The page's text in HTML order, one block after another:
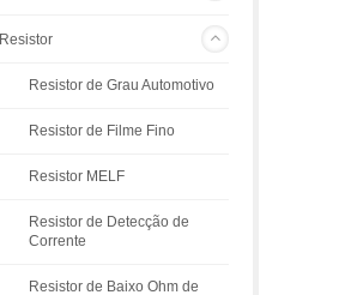
Resistor
Resistor de Grau Automotivo
Resistor de Filme Fino
Resistor MELF
Resistor de Detecção de
Corrente
Resistor de Baixo Ohm de